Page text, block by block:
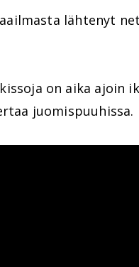
lähtenyt
on aika ajoin
juomispuuhissa.